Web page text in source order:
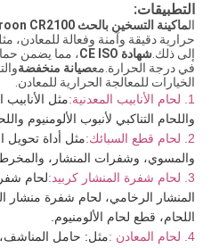
التطبيقات:
الماكينة التسخين بالحث Canroon CR2100
حرارية دقيقة وآمنة وفعالة للمعادن،
إلى ذلك.شهادة CE ISO
، مما يضمن
في درجة الحرارة.معصيانة منخفضة
الخيارات للمعالجة الحرارية للمعادن.
1. لحام الأنابيب المعدنية:
مثل الأنابيب
واللحام التناكبي لأنبوب الألومنيوم
2. لحام قطع السبائك:
مثل أداة تحويل
والمسوي، وشفرات المنشار،
3. لحام شفرة المنشار كربيد:
لحام
المنشار الرخامي، لحام شفرة
اللحام، قطع لحام الألومنيوم.
4. لحام المعادن :
مثل: حامل